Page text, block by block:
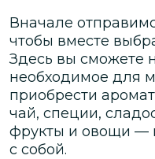
Вначале
чтобы вместе
Здесь вы сможете
необходимое для
приобрести
чай, специи,
фрукты и овощи —
с собой.